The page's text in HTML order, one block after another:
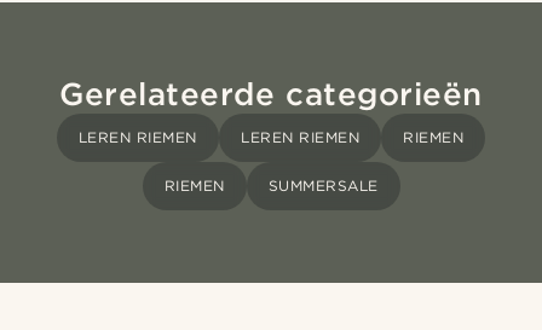
Gerelateerde categorieën
LEREN RIEMEN LEREN RIEMEN RIEMEN
RIEMEN SUMMERSALE